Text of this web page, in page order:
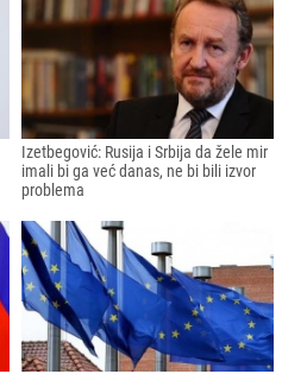
Izetbegović: Rusija i Srbija da žele mir
imali bi ga već danas, ne bi bili izvor
problema